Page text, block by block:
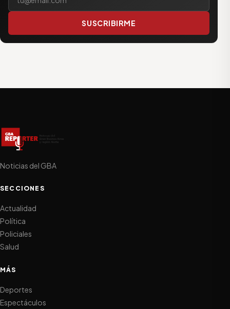
SUSCRIBIRME
Noticias del GBA
SECCIONES
Actualidad
Política
Policiales
Salud
MÁS
Deportes
Espectáculos